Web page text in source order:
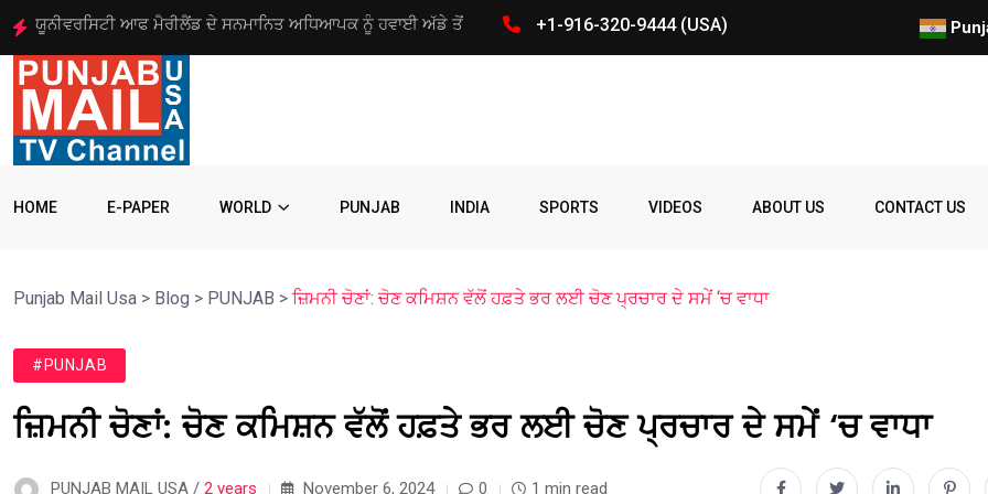
ਅਮਰੀਕੀ ਫੌਜੀਆਂ ਦੇ 50 ਤੋਂ ਵੱਧ ਮਾਪੇ ਅਤੇ ਜੀਵਨਸਾਥੀ ਇਮੀਗ੍ਰੇਸ਼ਨ ਜਨਮ ਨਾਲ ਅਮਰੀਕੀ ਨਾਗਰਿਕਤਾ
+1-916-320-9444 (USA)
HOME E-PAPER WORLD PUNJAB INDIA SPORTS VIDEOS ABOUT US CONTACT US
Ohio Parade Party Police prize Student
Punjab Mail Usa > Blog > PUNJAB > ਜ਼ਿਮਨੀ ਚੋਣਾਂ: ਚੋਣ ਕਮਿਸ਼ਨ ਵੱਲੋਂ ਹਫ਼ਤੇ ਭਰ ਲਈ ਚੋਣ ਪ੍ਰਚਾਰ ਦੇ ਸਮੇਂ ‘ਚ ਵਾਧਾ
#PUNJAB
ਜ਼ਿਮਨੀ ਚੋਣਾਂ: ਚੋਣ ਕਮਿਸ਼ਨ ਵੱਲੋਂ ਹਫ਼ਤੇ ਭਰ ਲਈ ਚੋਣ ਪ੍ਰਚਾਰ ਦੇ ਸਮੇਂ ‘ਚ ਵਾਧਾ
PUNJAB MAIL USA / 2 years November 6, 2024 0 1 min read